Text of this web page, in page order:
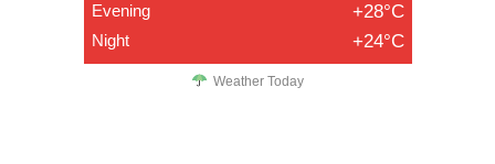
Evening +28°C
Night +24°C
Weather Today